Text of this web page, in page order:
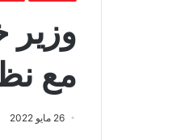
وزير
مع
26 مايو 2022